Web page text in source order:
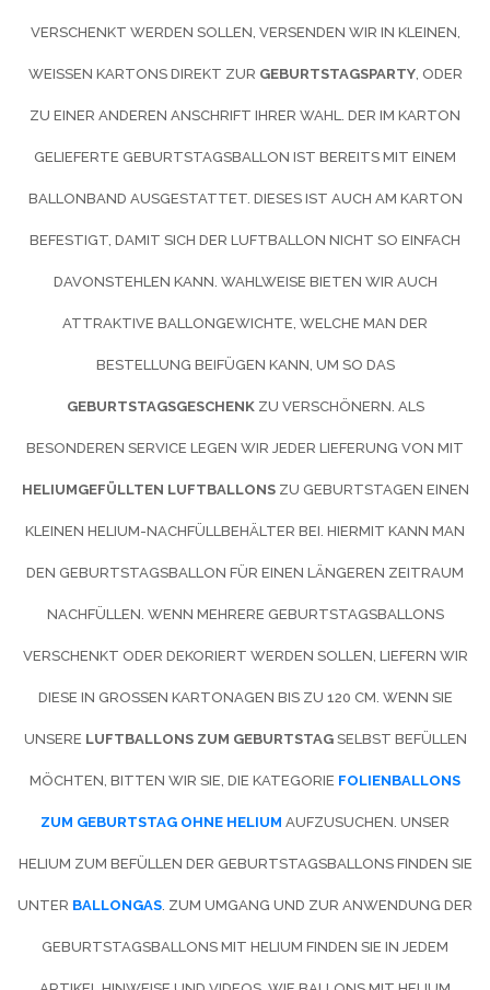
VERSCHENKT WERDEN SOLLEN, VERSENDEN WIR IN KLEINEN,
WEISSEN KARTONS DIREKT ZUR GEBURTSTAGSPARTY, ODER
ZU EINER ANDEREN ANSCHRIFT IHRER WAHL. DER IM KARTON
GELIEFERTE GEBURTSTAGSBALLON IST BEREITS MIT EINEM
BALLONBAND AUSGESTATTET. DIESES IST AUCH AM KARTON
BEFESTIGT, DAMIT SICH DER LUFTBALLON NICHT SO EINFACH
DAVONSTEHLEN KANN. WAHLWEISE BIETEN WIR AUCH
ATTRAKTIVE BALLONGEWICHTE, WELCHE MAN DER
BESTELLUNG BEIFÜGEN KANN, UM SO DAS
GEBURTSTAGSGESCHENKZU VERSCHÖNERN. ALS
BESONDEREN SERVICE LEGEN WIR JEDER LIEFERUNG VON MIT
HELIUMGEFÜLLTEN LUFTBALLONSZU GEBURTSTAGEN EINEN
KLEINEN HELIUM-NACHFÜLLBEHÄLTER BEI. HIERMIT KANN MAN
DEN GEBURTSTAGSBALLON FÜR EINEN LÄNGEREN ZEITRAUM
NACHFÜLLEN. WENN MEHRERE GEBURTSTAGSBALLONS
VERSCHENKT ODER DEKORIERT WERDEN SOLLEN, LIEFERN WIR
DIESE IN GROSSEN KARTONAGEN BIS ZU 120 CM. WENN SIE U
NSERE LUFTBALLONS ZUM GEBURTSTAGSELBST BEFÜLLEN
MÖCHTEN, BITTEN WIR SIE, DIE KATEGORIE FOLIENBALLONS
ZUM GEBURTSTAG OHNE HELIUM AUFZUSUCHEN. UNSER
HELIUM ZUM BEFÜLLEN DER GEBURTSTAGSBALLONS FINDEN SIE
UNTER BALLONGAS . ZUM UMGANG UND ZUR ANWENDUNG DER
GEBURTSTAGSBALLONS MIT HELIUM FINDEN SIE IN JEDEM